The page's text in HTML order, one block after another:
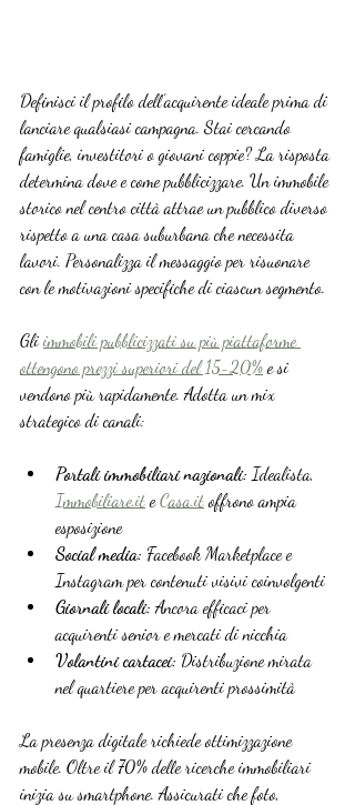
Definisci il profilo dell’acquirente ideale prima di
lanciare qualsiasi campagna. Stai cercando
famiglie, investitori o giovani coppie? La risposta
determina dove e come pubblicizzare. Un immobile
storico nel centro città attrae un pubblico diverso
rispetto a una casa suburbana che necessita
lavori. Personalizza il messaggio per risuonare
con le motivazioni specifiche di ciascun segmento.
Gli immobili pubblicizzati su più piattaforme
ottengono prezzi superiori del 15-20% e si
vendono più rapidamente. Adotta un mix
strategico di canali:
Portali immobiliari nazionali: Idealista,
Immobiliare.it e Casa.it offrono ampia
esposizione
Social media: Facebook Marketplace e
Instagram per contenuti visivi coinvolgenti
Giornali locali: Ancora efficaci per
acquirenti senior e mercati di nicchia
Volantini cartacei: Distribuzione mirata
nel quartiere per acquirenti prossimità
La presenza digitale richiede ottimizzazione
mobile. Oltre il 70% delle ricerche immobiliari
inizia su smartphone. Assicurati che foto,